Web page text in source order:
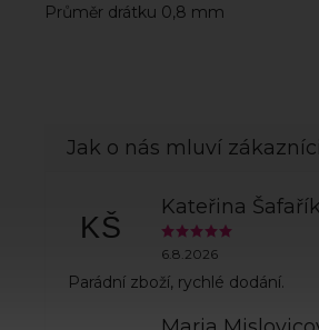
Průměr drátku 0,8 mm
KŠ
Kateřina
6.8.2026
Parádní zboží, rychlé dodání.